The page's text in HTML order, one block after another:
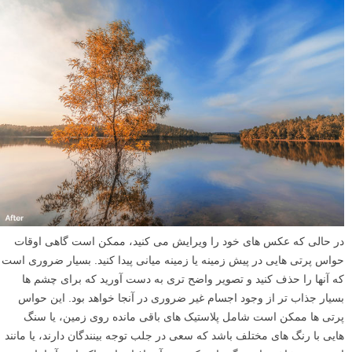
در حالی که عکس های خود را ویرایش می کنید، ممکن است گاهی اوقات
حواس پرتی هایی در پیش زمینه یا زمینه میانی پیدا کنید. بسیار ضروری است
که آنها را حذف کنید و تصویر واضح تری به دست آورید که برای چشم ها
بسیار جذاب تر از وجود اجسام غیر ضروری در آنجا خواهد بود. این حواس
پرتی ها ممکن است شامل پلاستیک های باقی مانده روی زمین، یا سنگ
هایی با رنگ های مختلف باشد که سعی در جلب توجه بینندگان دارند، یا مانند